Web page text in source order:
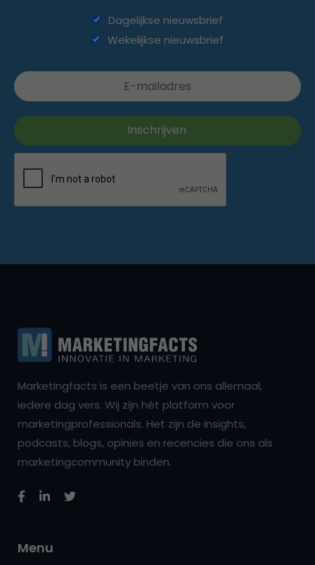
Dagelijkse nieuwsbrief
Wekelijkse nieuwsbrief
Marketingfacts is een beetje van ons allemaal,
iedere dag vers. Wij zijn hét platform voor
marketingprofessionals. Het zijn de insights,
podcasts, blogs, opinies en recencies die ons als
marketingcommunity binden.
Menu